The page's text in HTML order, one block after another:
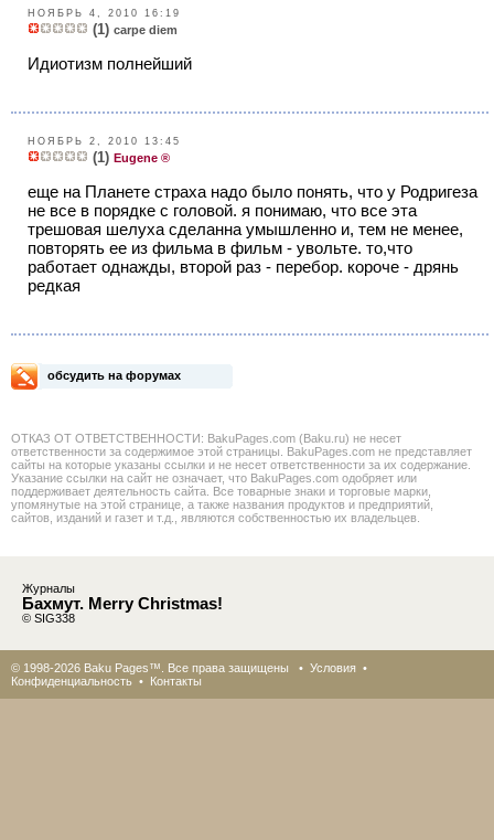
НОЯБРЬ 4, 2010 16:19
(1) carpe diem
Идиотизм полнейший
НОЯБРЬ 2, 2010 13:45
(1) Eugene ®
еще на Планете страха надо было понять, что у Родригеза
не все в порядке с головой. я понимаю, что все эта
трешовая шелуха сделанна умышленно и, тем не менее,
повторять ее из фильма в фильм - увольте. то,что
работает однажды, второй раз - перебор. короче - дрянь
редкая
обсудить на форумах
ОТКАЗ ОТ ОТВЕТСТВЕННОСТИ: BakuPages.com (Baku.ru) не несет
ответственности за содержимое этой страницы. BakuPages.com не представляет
сайты на которые указаны ссылки и не несет ответственности за их содержание.
Указание ссылки на сайт не означает, что BakuPages.com одобряет или
поддерживает деятельность сайта. Все товарные знаки и торговые марки,
упомянутые на этой странице, а также названия продуктов и предприятий,
сайтов, изданий и газет и т.д., являются собственностью их владельцев.
Журналы
Бахмут. Merry Christmas!
© SIG338
© 1998-2026 Baku Pages™. Все права защищены • Условия •
Конфиденциальность • Контакты